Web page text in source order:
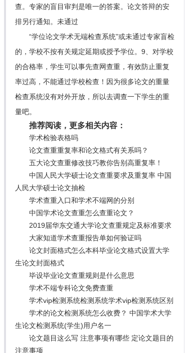
查。专家的盲目审判是唯一的答案。论文答辩的安
排另行通知。未通过
“学位论文学术无端检查系统”或未通过专家盲检
的，学校不按有关规定延期或授予学位。9、对学校
的合格率，学生可以事先查网查重，有效防止重复
率过高，不能通过学校检查！因为很多论文的重量
检查系统没有对外开放，所以去调查一下学生的重
量吧。
推荐阅读，更多相关内容：
学术检验表格吗
论文查重重复率和论文格式有关系吗？
五大论文查重修改技巧教你告别高重复率！
中国人民大学硕士论文查重要求及重复率 中国
人民大学硕士论文抽检
学术查重入口和学术不端网的分别
中国学术论文查重怎么查重论文？
2019届华东交通大学论文查重规定及标准要求
大家知道学术查重报告单如何验证吗
论文封面格式怎么本科毕业论文格式设置大学
生论文封面格式
毕设毕业论文查重规则是什么意思
学术不端专科论文免费查重
学术vip检测系统检测系统学术vip检测系统区别
学术的论文检测系统怎么收费？ 中国学术大学
生论文检测系统(学生)用户名一
论文题目这么写 注意事项有哪些 定论文题目的
注意事项